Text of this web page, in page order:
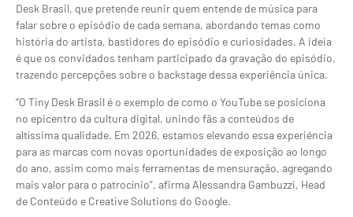
Desk Brasil, que pretende reunir quem entende de música para
falar sobre o episódio de cada semana, abordando temas como
história do artista, bastidores do episódio e curiosidades. A ideia
é que os convidados tenham participado da gravação do episódio,
trazendo percepções sobre o backstage dessa experiência única.
“O Tiny Desk Brasil é o exemplo de como o YouTube se posiciona
no epicentro da cultura digital, unindo fãs a conteúdos de
altíssima qualidade. Em 2026, estamos elevando essa experiência
para as marcas com novas oportunidades de exposição ao longo
do ano, assim como mais ferramentas de mensuração, agregando
mais valor para o patrocínio”, afirma Alessandra Gambuzzi, Head
de Conteúdo e Creative Solutions do Google.